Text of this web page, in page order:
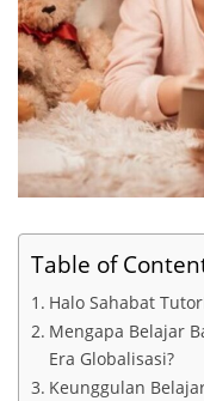
Table of
Halo Sahabat
Mengapa Belajar
Era Globalisasi?
Keunggulan